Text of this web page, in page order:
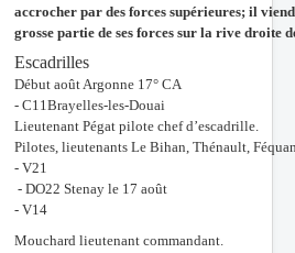
accrocher par des forces supérieures; il
grosse partie de ses forces sur la rive droite
Escadrilles
Début août Argonne 17° CA
- C11Brayelles-les-Douai
Lieutenant Pégat pilote chef d’escadrille.
Pilotes, lieutenants Le Bihan, Thénault,
- V21
- DO22 Stenay le 17 août
- V14
Mouchard lieutenant commandant.